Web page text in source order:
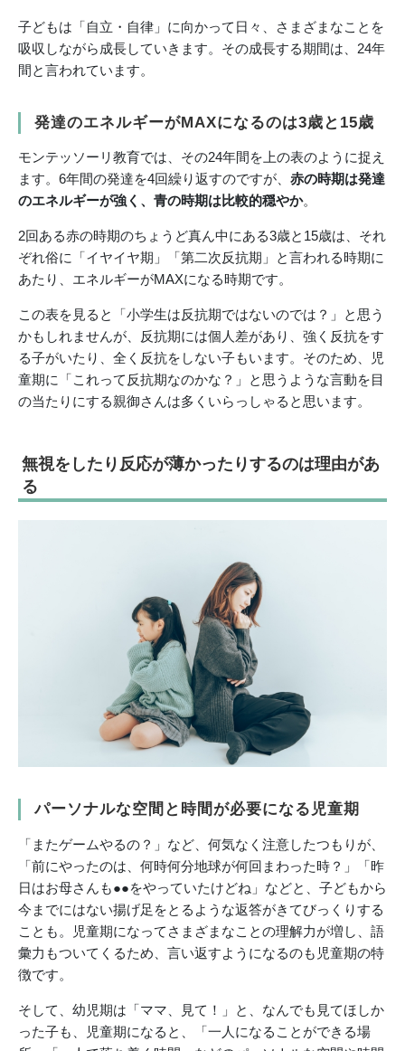
子どもは「自立・自律」に向かって日々、さまざまなことを
吸収しながら成長していきます。その成長する期間は、24年
間と言われています。
発達のエネルギーがMAXになるのは3歳と15歳
モンテッソーリ教育では、その24年間を上の表のように捉え
ます。6年間の発達を4回繰り返すのですが、 赤の時期は発達
のエネルギーが強く、青の時期は比較的穏やか。
2回ある赤の時期のちょうど真ん中にある3歳と15歳は、それ
ぞれ俗に「イヤイヤ期」「第二次反抗期」と言われる時期に
あたり、エネルギーがMAXになる時期です。
この表を見ると「小学生は反抗期ではないのでは？」と思う
かもしれませんが、反抗期には個人差があり、強く反抗をす
る子がいたり、全く反抗をしない子もいます。そのため、児
童期に「これって反抗期なのかな？」と思うような言動を目
の当たりにする親御さんは多くいらっしゃると思います。
無視をしたり反応が薄かったりするのは理由があ
る
パーソナルな空間と時間が必要になる児童期
「またゲームやるの？」など、何気なく注意したつもりが、
「前にやったのは、何時何分地球が何回まわった時？」「昨
日はお母さんも●●をやっていたけどね」などと、子どもから
今までにはない揚げ足をとるような返答がきてびっくりする
ことも。児童期になってさまざまなことの理解力が増し、語
彙力もついてくるため、言い返すようになるのも児童期の特
徴です。
そして、幼児期は「ママ、見て！」と、なんでも見てほしか
った子も、児童期になると、「一人になることができる場